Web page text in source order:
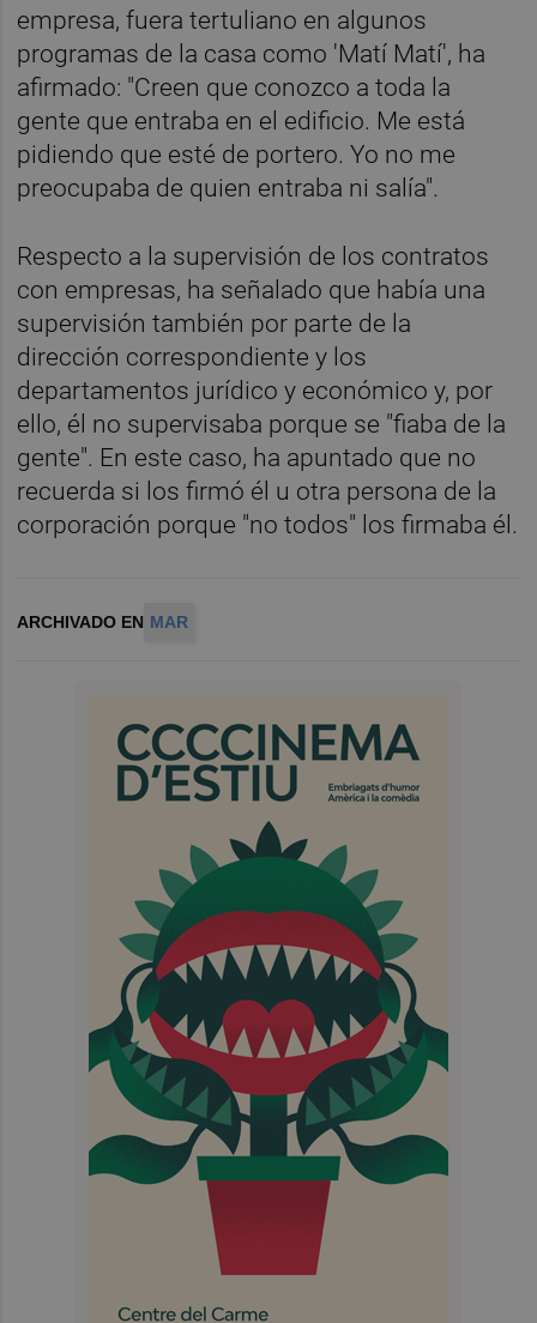
empresa, fuera tertuliano en algunos
programas de la casa como 'Matí Matí', ha
afirmado: "Creen que conozco a toda la
gente que entraba en el edificio. Me está
pidiendo que esté de portero. Yo no me
preocupaba de quien entraba ni salía".
Respecto a la supervisión de los contratos
con empresas, ha señalado que había una
supervisión también por parte de la
dirección correspondiente y los
departamentos jurídico y económico y, por
ello, él no supervisaba porque se "fiaba de la
gente". En este caso, ha apuntado que no
recuerda si los firmó él u otra persona de la
corporación porque "no todos" los firmaba él.
ARCHIVADO EN MAR